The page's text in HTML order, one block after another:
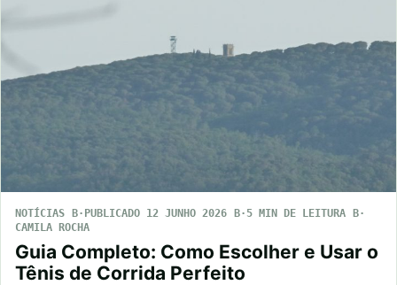
NOTÍCIAS PUBLICADO 12 JUNHO 2026
5 MIN DE LEITURA
CAMILA ROCHA
Guia Completo: Como Escolher e Usar o
Tênis de Corrida Perfeito